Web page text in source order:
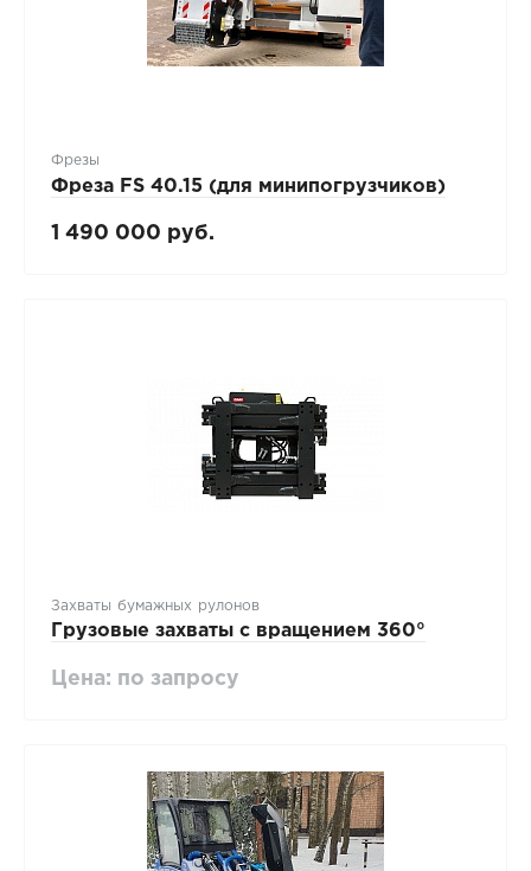
Фрезы
Фреза FS 40.15 (для минипогрузчиков)
1 490 000 руб.
Захваты бумажных рулонов
Грузовые захваты с вращением 360°
Цена: по запросу